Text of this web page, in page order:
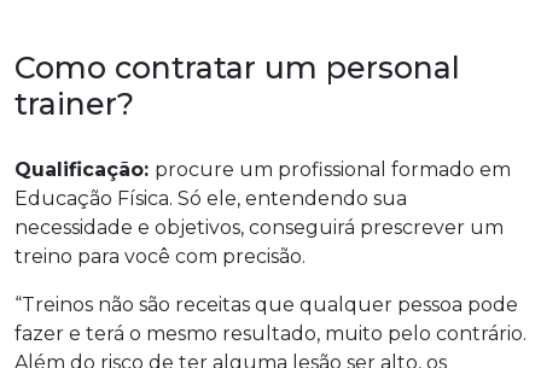
Como contratar um personal
trainer?
Qualificação: procure um profissional formado em
Educação Física. Só ele, entendendo sua
necessidade e objetivos, conseguirá prescrever um
treino para você com precisão.
“Treinos não são receitas que qualquer pessoa pode
fazer e terá o mesmo resultado, muito pelo contrário.
Além do risco de ter alguma lesão ser alto, os